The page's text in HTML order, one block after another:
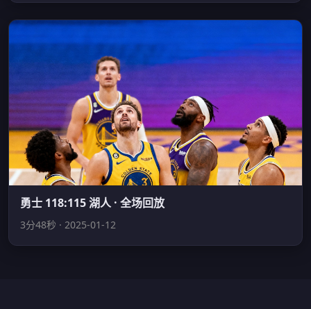
勇士 118:115 湖人 · 全场回放
3分48秒 · 2025-01-12